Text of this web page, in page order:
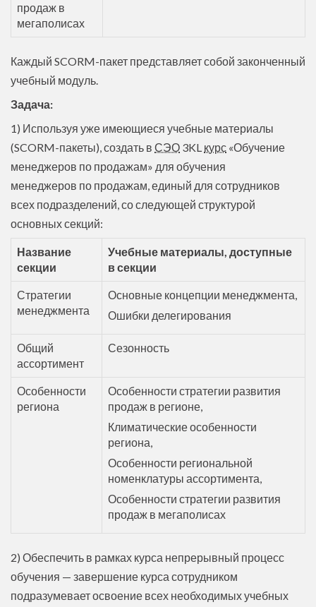
продаж в
мегаполисах
Каждый SCORM-пакет представляет собой законченный
учебный модуль.
Задача:
1) Используя уже имеющиеся учебные материалы
(SCORM-пакеты), создать в СЭО 3KL курс «Обучение
менеджеров по продажам» для обучения
менеджеров по продажам, единый для сотрудников
всех подразделений, со следующей структурой
основных секций:
Название
секции
Учебные материалы, доступные
в секции
Стратегии
менеджмента
Основные концепции менеджмента,
Ошибки делегирования
Общий
ассортимент
Сезонность
Особенности
региона
Особенности стратегии развития
продаж в регионе,
Климатические особенности
региона,
Особенности региональной
номенклатуры ассортимента,
Особенности стратегии развития
продаж в мегаполисах
2) Обеспечить в рамках курса непрерывный процесс
обучения — завершение курса сотрудником
подразумевает освоение всех необходимых учебных